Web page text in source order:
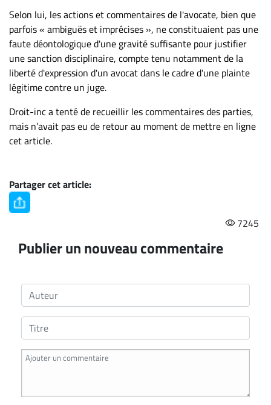
Selon lui, les actions et commentaires de l'avocate, bien que
parfois « ambiguës et imprécises », ne constituaient pas une
faute déontologique d'une gravité suffisante pour justifier
une sanction disciplinaire, compte tenu notamment de la
liberté d'expression d'un avocat dans le cadre d'une plainte
légitime contre un juge.
Droit-inc a tenté de recueillir les commentaires des parties,
mais n’avait pas eu de retour au moment de mettre en ligne
cet article.
Partager cet article:
7245
Publier un nouveau commentaire